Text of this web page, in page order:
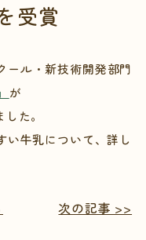
受賞
ール・新技術開発部門
が
た。
い牛乳について、詳し
次の記事 >>